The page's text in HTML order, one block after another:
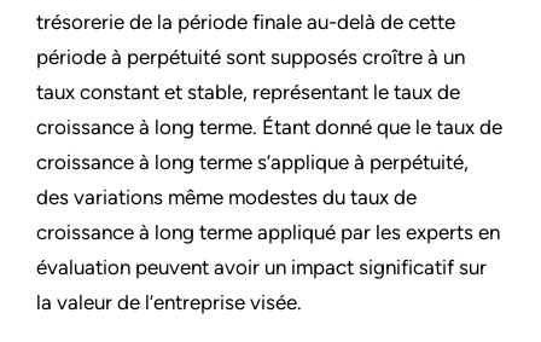
trésorerie de la période finale au-delà de cette
période à perpétuité sont supposés croître à un
taux constant et stable, représentant le taux de
croissance à long terme. Étant donné que le taux de
croissance à long terme s’applique à perpétuité,
des variations même modestes du taux de
croissance à long terme appliqué par les experts en
évaluation peuvent avoir un impact significatif sur
la valeur de l’entreprise visée.